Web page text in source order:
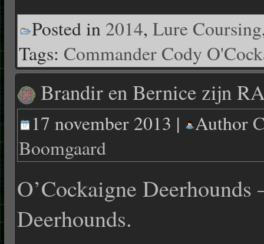
Posted in 2014, Lure Coursing
Tags: Commander Cody
Brandir en Bernice zijn
17 november 2013 | Author
Boomgaard
O’Cockaigne Deerhounds
Deerhounds.